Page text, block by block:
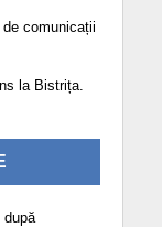
comunicații
la Bistrița.